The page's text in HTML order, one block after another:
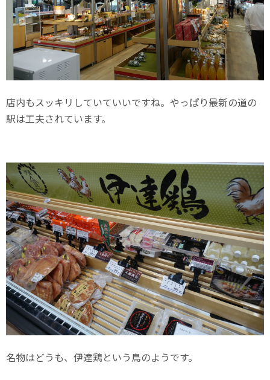
店内もスッキリしていていいですね。やっぱり最新の道の
駅は工夫されています。
名物はどうも、伊達鶏という鳥のようです。